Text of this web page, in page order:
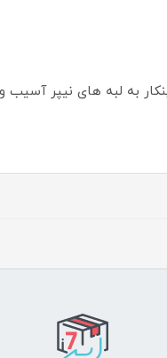
به لبه های نیپر آسیب